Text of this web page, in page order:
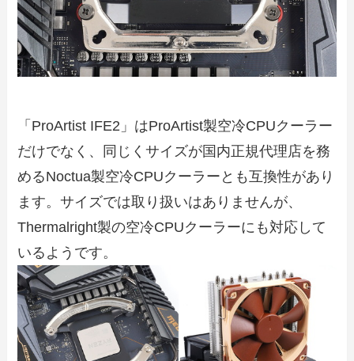
「ProArtist IFE2」はProArtist製空冷CPUクーラー
だけでなく、同じくサイズが国内正規代理店を務
めるNoctua製空冷CPUクーラーとも互換性があり
ます。サイズでは取り扱いはありませんが、
Thermalright製の空冷CPUクーラーにも対応して
いるようです。